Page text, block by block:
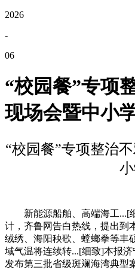
2026
-
06
“校园餐”专项
现场会暨中小
“校园餐”专项整治
新能源船舶、高端海工...[
计，齐鲁网告白热线，提出到
绒绣、海阳秧歌、螳螂拳等丰
域气温将连续转...[细致]本报
发布第三批省级斑斓海湾典型